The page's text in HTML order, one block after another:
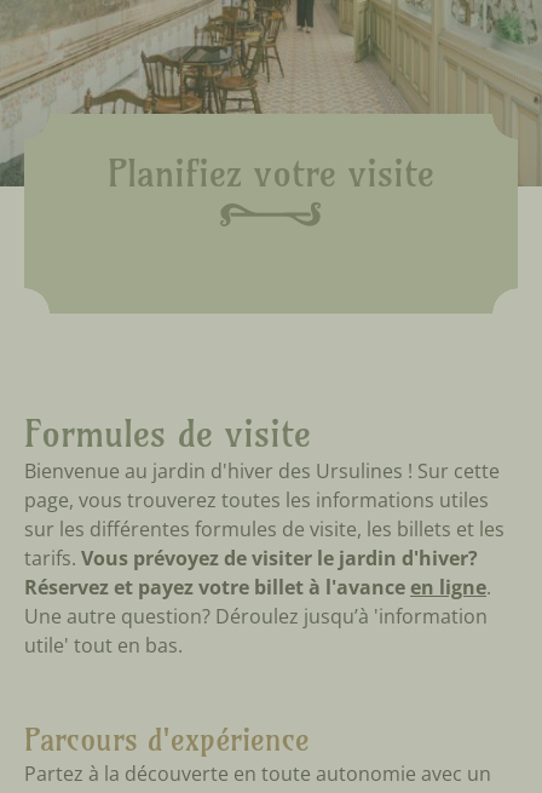
Planifiez votre visite
Formules de visite
Bienvenue au jardin d'hiver des Ursulines ! Sur cette
page, vous trouverez toutes les informations utiles
sur les différentes formules de visite, les billets et les
tarifs. Vous prévoyez de visiter le jardin d'hiver?
Réservez et payez votre billet à l'avance en ligne.
Une autre question? Déroulez jusqu’à 'information
utile' tout en bas.
Parcours d'expérience
Partez à la découverte en toute autonomie avec un